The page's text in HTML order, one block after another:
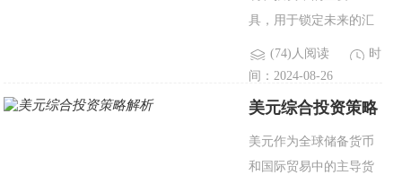
具，用于锁定未来的汇
率，从而减少汇率波动
带来的不确定性。远期
外汇合约的利率，即远
所不同，其差异主要由
多种经济因素..
(74)人阅读
时
间：2024-08-26
美元综合投资策略
美元作为全球储备货币
和国际贸易中的主导货